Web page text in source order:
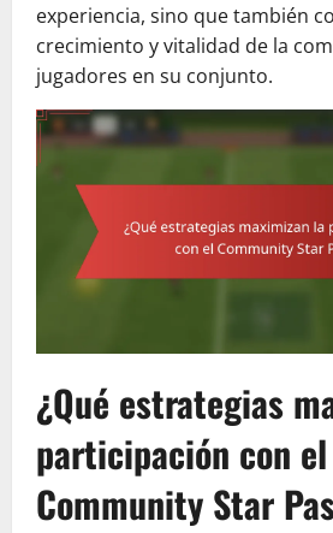
experiencia, sino que también
crecimiento y vitalidad de la
jugadores en su conjunto.
¿Qué estrategias
participación con el
Community Star